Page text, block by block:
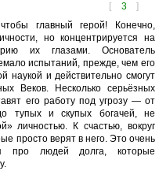
[ 3 ]
главный герой! Конечно,
но концентрируется на
их глазами. Основатель
испытаний, прежде, чем его
наукой и действительно смогут
Веков. Несколько серьёзных
его работу под угрозу — от
тупых и скупых богачей, не
личностью. К счастью, вокруг
просто верят в него. Это очень
про людей долга, которые